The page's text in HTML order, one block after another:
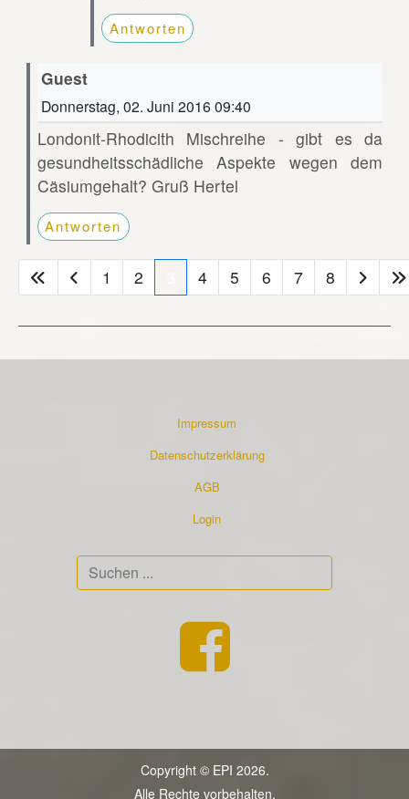
Antworten
Guest
Donnerstag, 02. Juni 2016 09:40
Londonit-Rhodicith Mischreihe - gibt es da
gesundheitsschädliche Aspekte wegen dem
Cäsiumgehalt? Gruß Hertel
Antworten
1 2 4 5 6 7 8
Impressum
Datenschutzerklärung
AGB
Login
Copyright © EPI 2026.
Alle Rechte vorbehalten.